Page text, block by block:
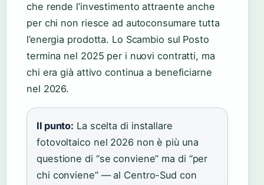
che rende l’investimento attraente anche
per chi non riesce ad autoconsumare tutta
l’energia prodotta. Lo Scambio sul Posto
termina nel 2025 per i nuovi contratti, ma
chi era già attivo continua a beneficiarne
nel 2026.
Il punto: La scelta di installare
fotovoltaico nel 2026 non è più una
questione di “se conviene” ma di “per
chi conviene” — al Centro-Sud con